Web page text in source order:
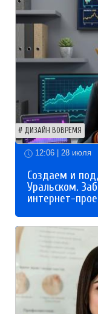
ДИЗАЙН ВОВРЕМЯ
12:06 | 28 июля
Создаем и
Уральском.
интернет-